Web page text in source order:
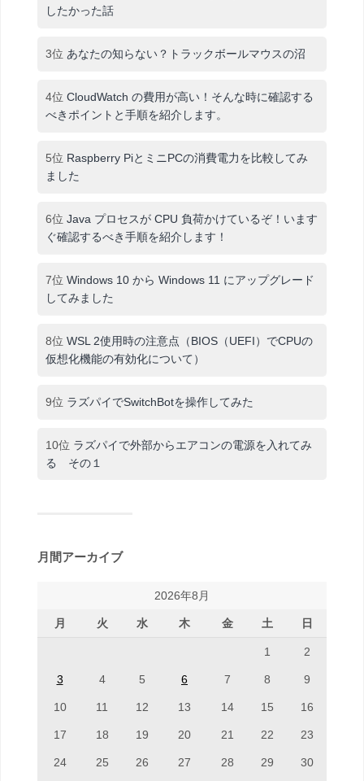
したかった話
3位 あなたの知らない？トラックボールマウスの沼
4位 CloudWatch の費用が高い！そんな時に確認する
べきポイントと手順を紹介します。
5位 Raspberry PiとミニPCの消費電力を比較してみ
ました
6位 Java プロセスが CPU 負荷かけているぞ！います
ぐ確認するべき手順を紹介します！
7位 Windows 10 から Windows 11 にアップグレード
してみました
8位 WSL 2使用時の注意点（BIOS（UEFI）でCPUの
仮想化機能の有効化について）
9位 ラズパイでSwitchBotを操作してみた
10位 ラズパイで外部からエアコンの電源を入れてみ
る その１
月間アーカイブ
2026年8月
月 火 水 木 金 土 日
1 2
3 4 5 6 7 8 9
10 11 12 13 14 15 16
17 18 19 20 21 22 23
24 25 26 27 28 29 30